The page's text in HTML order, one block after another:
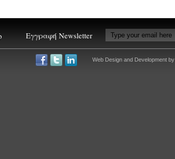
Εγγραφή Newsletter
Web Design and Development by